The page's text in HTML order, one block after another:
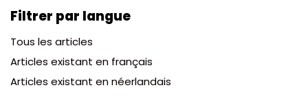
Filtrer par langue
Tous les articles
Articles existant en français
Articles existant en néerlandais